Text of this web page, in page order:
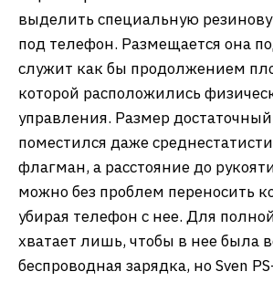
выделить специальную
под телефон. Размещается она
служит как бы продолжением
которой расположились
управления. Размер
поместился даже
флагман, а расстояние до
можно без проблем переносить
убирая телефон с нее. Для
хватает лишь, чтобы в нее была
беспроводная зарядка, но Sven